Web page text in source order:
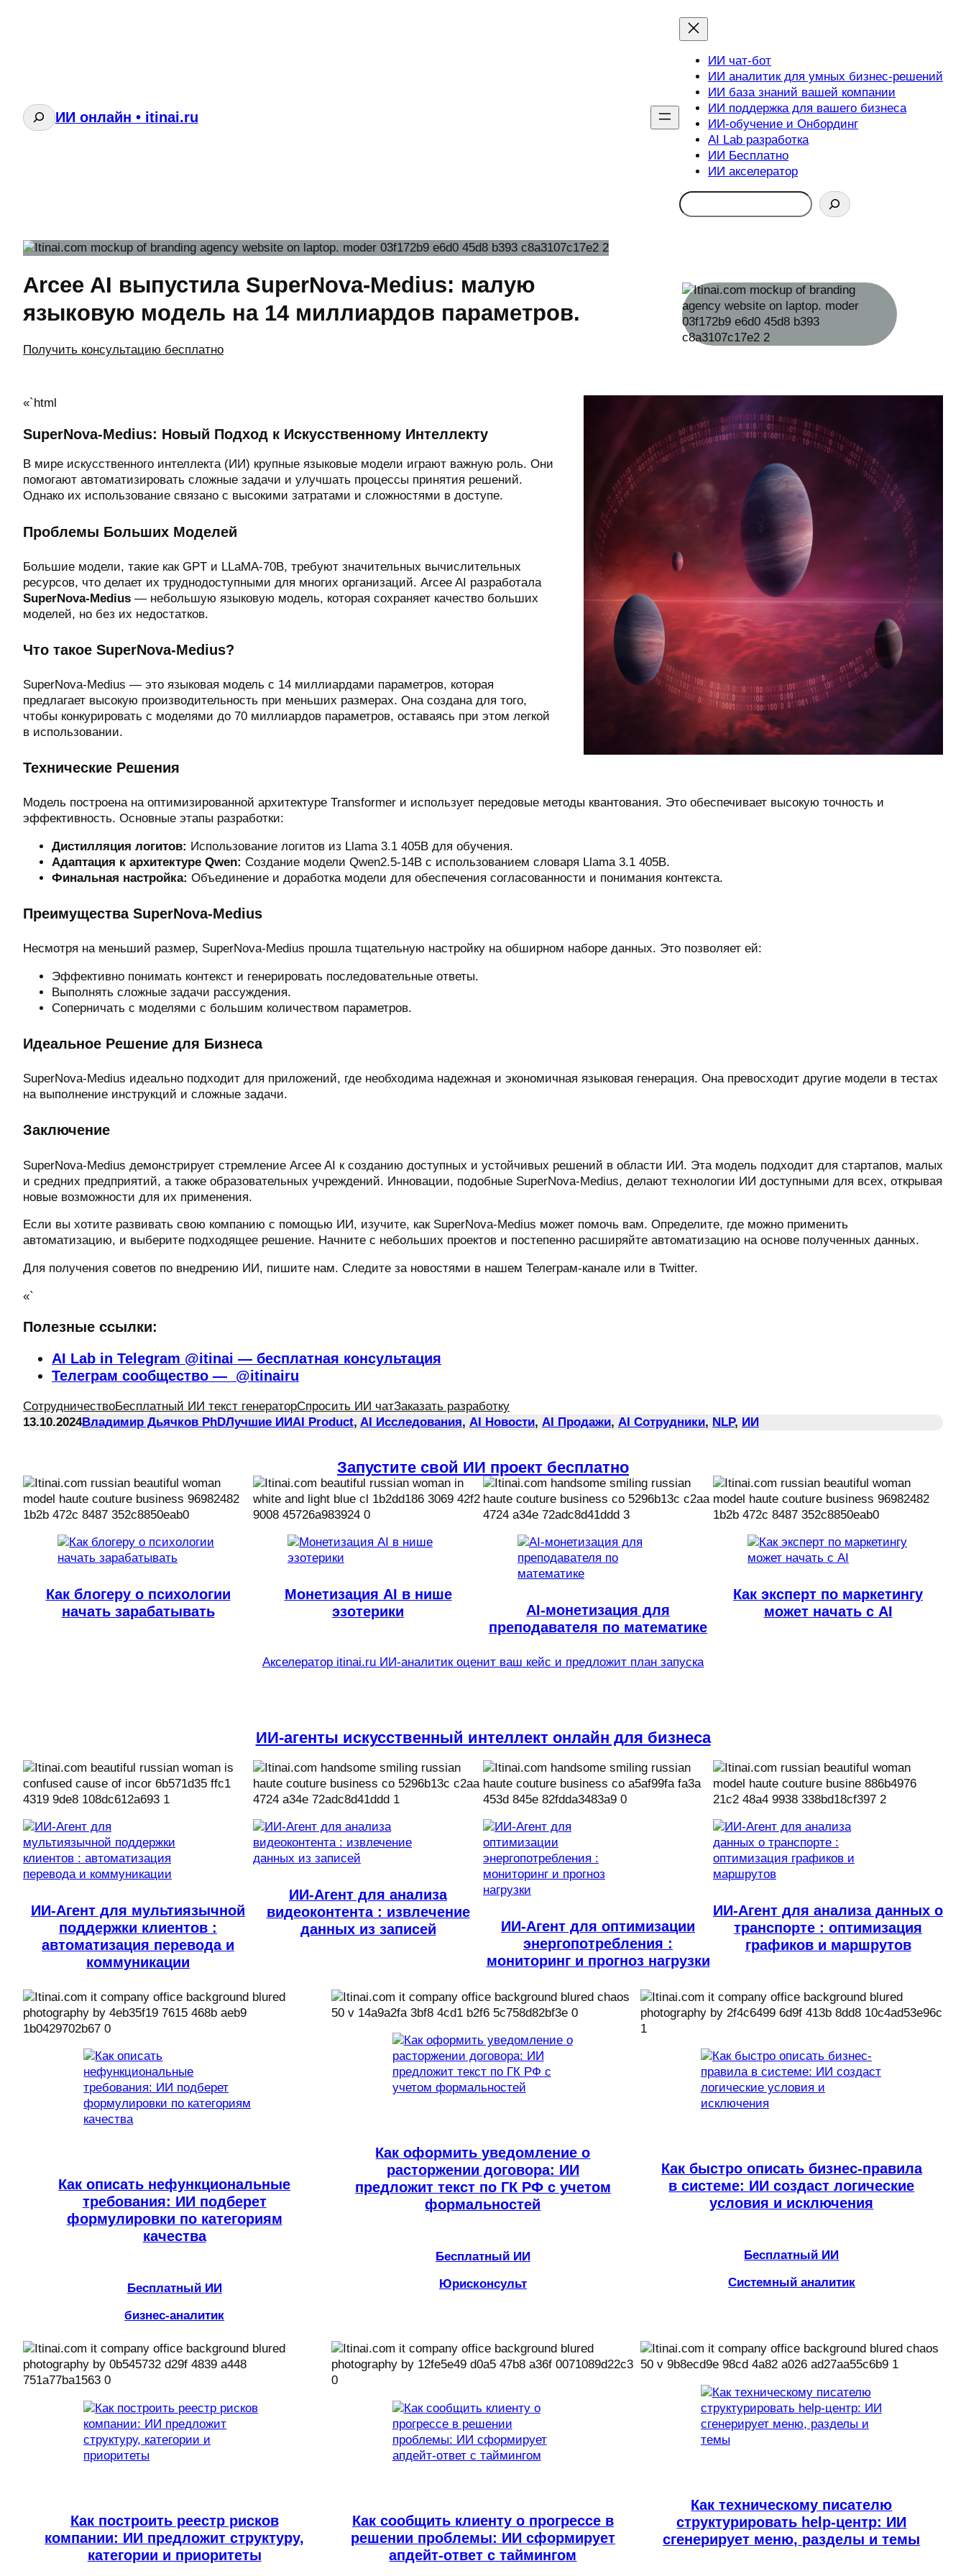
ПоискИИ онлайн • itinai.ru
ИИ чат-бот
ИИ аналитик для умных бизнес-решений
ИИ база знаний вашей компании
ИИ поддержка для вашего бизнеса
ИИ-обучение и Онбординг
AI Lab разработка
ИИ Бесплатно
ИИ акселератор
Search
Arcee AI выпустила SuperNova-Medius: малую
языковую модель на 14 миллиардов параметров.
Получить консультацию бесплатно
«`html
SuperNova-Medius: Новый Подход к Искусственному Интеллекту
В мире искусственного интеллекта (ИИ) крупные языковые модели играют важную роль. Они
помогают автоматизировать сложные задачи и улучшать процессы принятия решений.
Однако их использование связано с высокими затратами и сложностями в доступе.
Проблемы Больших Моделей
Большие модели, такие как GPT и LLaMA-70B, требуют значительных вычислительных
ресурсов, что делает их труднодоступными для многих организаций. Arcee AI разработала
SuperNova-Medius — небольшую языковую модель, которая сохраняет качество больших
моделей, но без их недостатков.
Что такое SuperNova-Medius?
SuperNova-Medius — это языковая модель с 14 миллиардами параметров, которая
предлагает высокую производительность при меньших размерах. Она создана для того,
чтобы конкурировать с моделями до 70 миллиардов параметров, оставаясь при этом легкой
в использовании.
Технические Решения
Модель построена на оптимизированной архитектуре Transformer и использует передовые методы квантования. Это обеспечивает высокую точность и
эффективность. Основные этапы разработки:
Дистилляция логитов: Использование логитов из Llama 3.1 405B для обучения.
Адаптация к архитектуре Qwen: Создание модели Qwen2.5-14B с использованием словаря Llama 3.1 405B.
Финальная настройка: Объединение и доработка модели для обеспечения согласованности и понимания контекста.
Преимущества SuperNova-Medius
Несмотря на меньший размер, SuperNova-Medius прошла тщательную настройку на обширном наборе данных. Это позволяет ей:
Эффективно понимать контекст и генерировать последовательные ответы.
Выполнять сложные задачи рассуждения.
Соперничать с моделями с большим количеством параметров.
Идеальное Решение для Бизнеса
SuperNova-Medius идеально подходит для приложений, где необходима надежная и экономичная языковая генерация. Она превосходит другие модели в тестах
на выполнение инструкций и сложные задачи.
Заключение
SuperNova-Medius демонстрирует стремление Arcee AI к созданию доступных и устойчивых решений в области ИИ. Эта модель подходит для стартапов, малых
и средних предприятий, а также образовательных учреждений. Инновации, подобные SuperNova-Medius, делают технологии ИИ доступными для всех, открывая
новые возможности для их применения.
Если вы хотите развивать свою компанию с помощью ИИ, изучите, как SuperNova-Medius может помочь вам. Определите, где можно применить
автоматизацию, и выберите подходящее решение. Начните с небольших проектов и постепенно расширяйте автоматизацию на основе полученных данных.
Для получения советов по внедрению ИИ, пишите нам. Следите за новостями в нашем Телеграм-канале или в Twitter.
«`
Полезные ссылки:
AI Lab in Telegram @itinai — бесплатная консультация
Телеграм сообщество — @itinairu
СотрудничествоБесплатный ИИ текст генераторСпросить ИИ чатЗаказать разработку
13.10.2024Владимир Дьячков PhDЛучшие ИИAI Product, AI Исследования, AI Новости, AI Продажи, AI Сотрудники, NLP, ИИ
Запустите свой ИИ проект бесплатно
Как блогеру о психологии
начать зарабатывать
Монетизация AI в нише
эзотерики
AI-монетизация для
преподавателя по математике
Как эксперт по маркетингу
может начать с AI
Акселератор itinai.ru ИИ-аналитик оценит ваш кейс и предложит план запуска
ИИ-агенты искусственный интеллект онлайн для бизнеса
ИИ-Агент для мультиязычной
поддержки клиентов :
автоматизация перевода и
коммуникации
ИИ-Агент для анализа
видеоконтента : извлечение
данных из записей
ИИ-Агент для оптимизации
энергопотребления :
мониторинг и прогноз нагрузки
ИИ-Агент для анализа данных о
транспорте : оптимизация
графиков и маршрутов
Как описать нефункциональные
требования: ИИ подберет
формулировки по категориям
качества
Бесплатный ИИ
бизнес-аналитик
Как оформить уведомление о
расторжении договора: ИИ
предложит текст по ГК РФ с учетом
формальностей
Бесплатный ИИ
Юрисконсульт
Как быстро описать бизнес-правила
в системе: ИИ создаст логические
условия и исключения
Бесплатный ИИ
Системный аналитик
Как построить реестр рисков
компании: ИИ предложит структуру,
категории и приоритеты
Как сообщить клиенту о прогрессе в
решении проблемы: ИИ сформирует
апдейт-ответ с таймингом
Как техническому писателю
структурировать help-центр: ИИ
сгенерирует меню, разделы и темы